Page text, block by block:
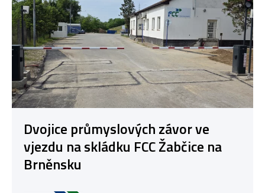
Dvojice průmyslových závor ve
vjezdu na skládku FCC Žabčice na
Brněnsku